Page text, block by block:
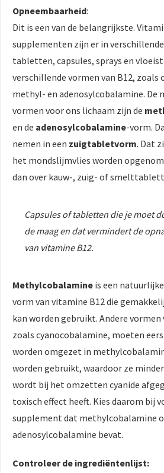
Opneembaarheid:
Dit is een van de belangrijkste.
supplementen zijn er in
tabletten, capsules, sprays en
verschillende vormen van B12, zoals
methyl- en adenosylcobalamine. De
vormen voor ons lichaam zijn de
en de adenosylcobalamine-vorm.
nemen in een zuigtabletvorm. Dat
het mondslijmvlies worden
dan over kauw-, zuig- of
Capsules of tabletten die je moet
de maag en dat vermindert de
van vitamine B12.
Methylcobalamine is een
vorm van vitamine B12 die
kan worden gebruikt. Andere vormen
zoals cyanocobalamine, moeten
worden omgezet in
worden gebruikt, waardoor ze
wordt bij het omzetten cyanide
toxisch effect heeft. Kies daarom bij
supplement dat methylcobalamine
adenosylcobalamine bevat.
Controleer de ingrediëntenlijst: